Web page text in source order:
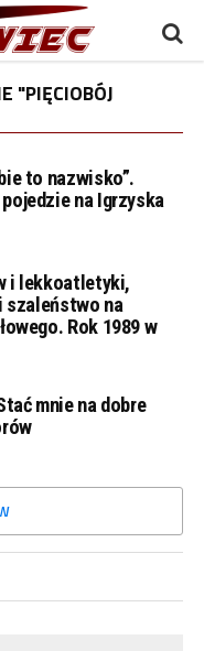
"PIĘCIOBÓJ
to nazwisko”.
na Igrzyska
i lekkoatletyki,
na
Rok 1989 w
mnie na dobre